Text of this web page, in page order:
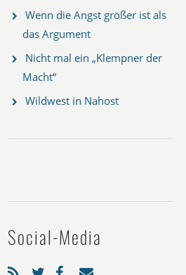
Wenn die Angst größer ist als
das Argument
Nicht mal ein „Klempner der
Macht“
Wildwest in Nahost
Social-Media